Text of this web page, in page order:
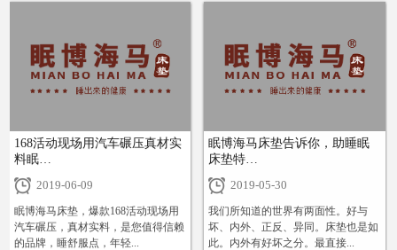
+ +
168活动现场用汽车碾压真材实
料眠…
2019-06-09
眠博海马床垫，爆款168活动现场用
汽车碾压，真材实料，是您值得信赖
的品牌，睡舒服点，年轻...
眠博海马床垫告诉你，助睡眠
床垫特…
2019-05-30
我们所知道的世界有两面性。好与
坏、内外、正反、异同。床垫也是如
此。内外有好坏之分。最直接...